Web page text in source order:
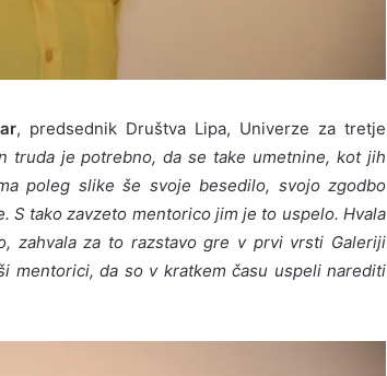
, predsednik Društva Lipa, Univerze za tretje
truda je potrebno, da se take umetnine, kot jih
poleg slike še svoje besedilo, svojo zgodbo
S tako zavzeto mentorico jim je to uspelo. Hvala
zahvala za to razstavo gre v prvi vrsti Galeriji
mentorici, da so v kratkem času uspeli narediti